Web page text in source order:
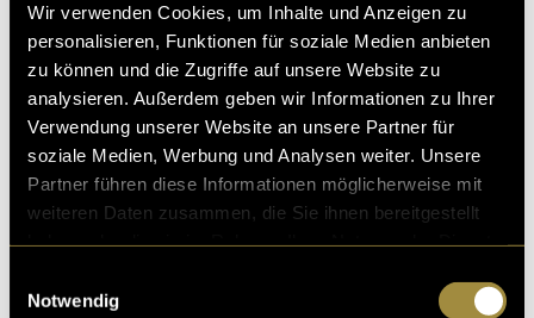
Wir verwenden Cookies, um Inhalte und Anzeigen zu
personalisieren, Funktionen für soziale Medien anbieten
zu können und die Zugriffe auf unsere Website zu
analysieren. Außerdem geben wir Informationen zu Ihrer
Verwendung unserer Website an unsere Partner für
soziale Medien, Werbung und Analysen weiter. Unsere
Partner führen diese Informationen möglicherweise mit
weiteren Daten zusammen, die Sie ihnen bereitgestellt
Notwendig
Anordnung der Layer in Illustrator.